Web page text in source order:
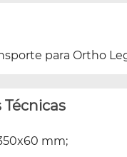
para Ortho
mm;